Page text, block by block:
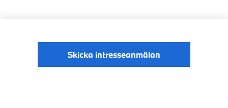
Skicka intresseanmälan